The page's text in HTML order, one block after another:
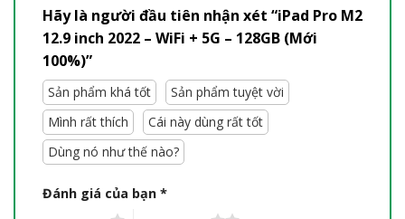
Hãy là người đầu tiên nhận xét “iPad Pro M2
12.9 inch 2022 – WiFi + 5G – 128GB (Mới
100%)”
Sản phẩm khá tốt
Sản phẩm tuyệt vời
Mình rất thích
Cái này dùng rất tốt
Dùng nó như thế nào?
Đánh giá của bạn *